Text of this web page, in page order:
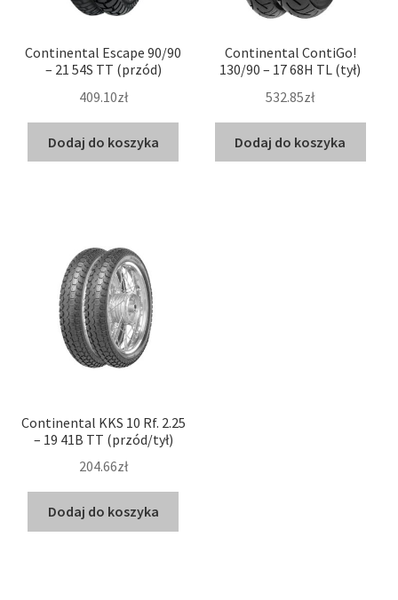
Continental Escape 90/90
– 21 54S TT (przód)
409.10zł
Dodaj do koszyka
Continental ContiGo!
130/90 – 17 68H TL (tył)
532.85zł
Dodaj do koszyka
Continental KKS 10 Rf. 2.25
– 19 41B TT (przód/tył)
204.66zł
Dodaj do koszyka